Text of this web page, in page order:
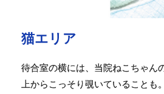
猫エリア
待合室の横には、当院ねこちゃん
上からこっそり覗いていることも。